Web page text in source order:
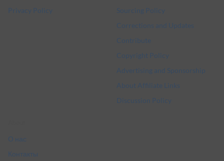
Privacy Policy
Sourcing Policy
Corrections and Updates
Contribute
Copyright Policy
Advertising and Sponsorship
About Affiliate Links
Discussion Policy
О нас
Контакты